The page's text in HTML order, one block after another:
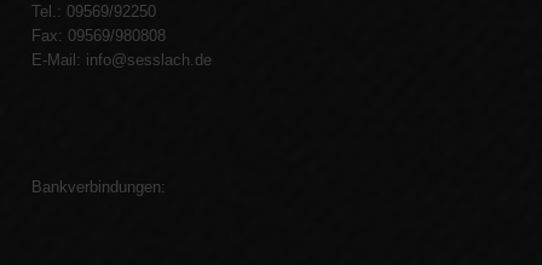
Tel.: 09569/92250
Fax: 09569/980808
E-Mail: info@sesslach.de
Bankverbindungen: